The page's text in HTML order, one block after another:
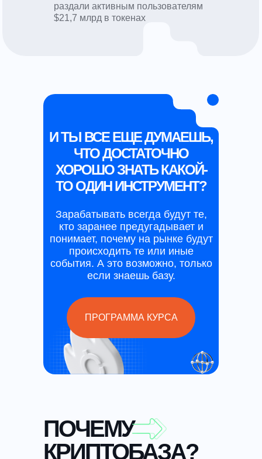
раздали активным пользователям
$21,7 млрд в токенах
И ТЫ ВСЕ ЕЩЕ ДУМАЕШЬ,
ЧТО ДОСТАТОЧНО
ХОРОШО ЗНАТЬ КАКОЙ-
ТО ОДИН ИНСТРУМЕНТ?
Зарабатывать всегда будут те,
кто заранее предугадывает и
понимает, почему на рынке будут
происходить те или иные
события. А это возможно, только
если знаешь базу.
ПРОГРАММА КУРСА
ПОЧЕМУ
КРИПТОБАЗА?